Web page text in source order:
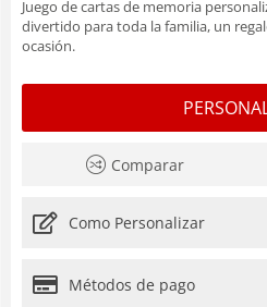
Juego de cartas de memoria
divertido para toda la familia, un
ocasión.
Comparar
Como Personalizar
Métodos de pago